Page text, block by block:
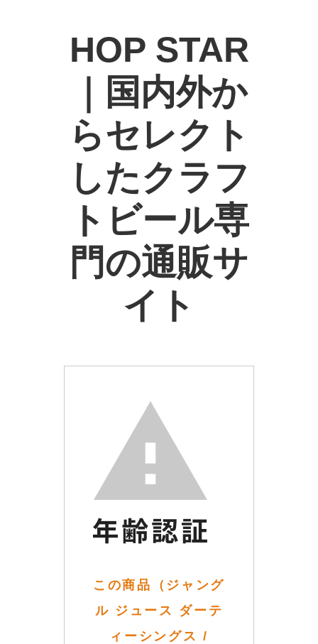
HOP STAR
｜国内外か
らセレクト
したクラフ
トビール専
門の通販サ
イト
この商品（ジャング
ル ジュース ダーテ
ィーシングス /